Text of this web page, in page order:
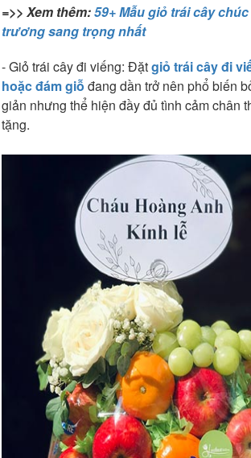
=>> Xem thêm:59+ Mẫu giỏ trái cây
trương sang trọng nhất
- Giỏ trái cây đi viếng: Đặtgiỏ trái cây đi
hoặc đám giỗ đang dần trở nên phổ biến
giản nhưng thể hiện đầy đủ tình cảm chân
tặng.